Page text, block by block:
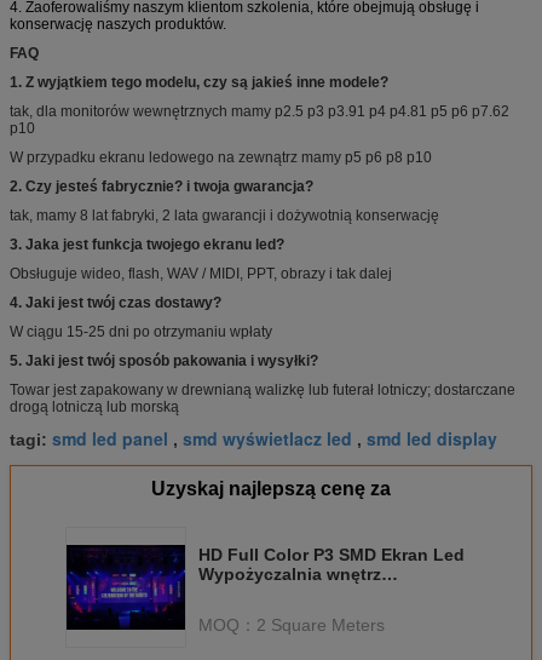
4. Zaoferowaliśmy naszym klientom szkolenia, które obejmują obsługę i
konserwację naszych produktów.
FAQ
1. Z wyjątkiem tego modelu, czy są jakieś inne modele?
tak, dla monitorów wewnętrznych mamy p2.5 p3 p3.91 p4 p4.81 p5 p6 p7.62
p10
W przypadku ekranu ledowego na zewnątrz mamy p5 p6 p8 p10
2. Czy jesteś fabrycznie? i twoja gwarancja?
tak, mamy 8 lat fabryki, 2 lata gwarancji i dożywotnią konserwację
3. Jaka jest funkcja twojego ekranu led?
Obsługuje wideo, flash, WAV / MIDI, PPT, obrazy i tak dalej
4. Jaki jest twój czas dostawy?
W ciągu 15-25 dni po otrzymaniu wpłaty
5. Jaki jest twój sposób pakowania i wysyłki?
Towar jest zapakowany w drewnianą walizkę lub futerał lotniczy; dostarczane
drogą lotniczą lub morską
tagi: smd led panel , smd wyświetlacz led , smd led display
Uzyskaj najlepszą cenę za
HD Full Color P3 SMD Ekran Led
Wypożyczalnia wnętrz
MOQ： 2 Square Meters